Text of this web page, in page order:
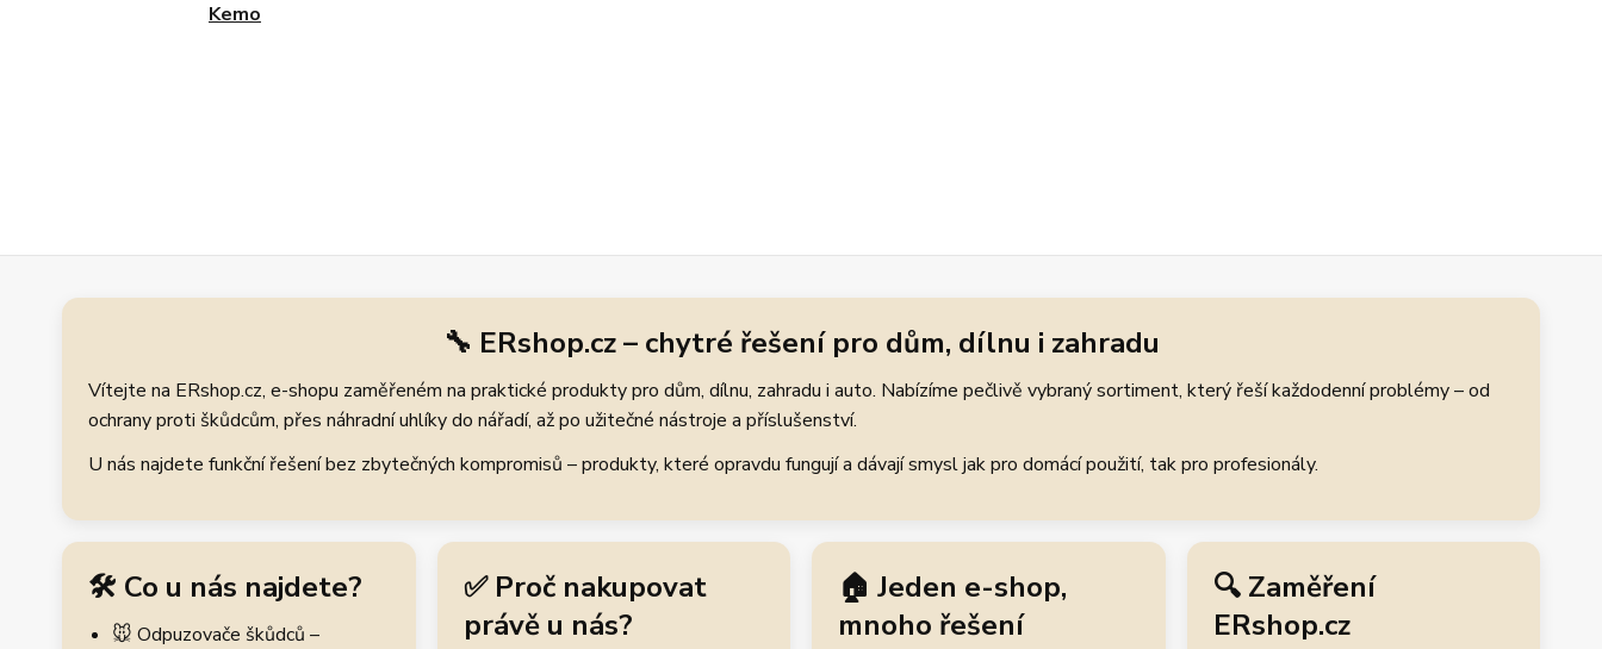
Kemo
🔧 ERshop.cz – chytré řešení pro dům, dílnu i zahradu
Vítejte na ERshop.cz, e-shopu zaměřeném na praktické produkty pro dům, dílnu, zahradu i auto. Nabízíme pečlivě vybraný sortiment, který řeší každodenní problémy – od
ochrany proti škůdcům, přes náhradní uhlíky do nářadí, až po užitečné nástroje a příslušenství.
U nás najdete funkční řešení bez zbytečných kompromisů – produkty, které opravdu fungují a dávají smysl jak pro domácí použití, tak pro profesionály.
🛠️ Co u nás najdete?
🐭 Odpuzovače škůdců –
✅ Proč nakupovat
právě u nás?
🏠 Jeden e-shop,
mnoho řešení
🔍 Zaměření
ERshop.cz